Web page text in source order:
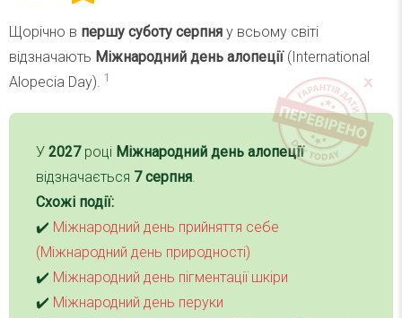
Щорічно в першу суботу серпня у всьому світі
відзначають Міжнародний день алопеції(International
Alopecia Day). 1
У 2027році Міжнародний день алопеції
відзначається 7 серпня.
Схожі події:
✔️ Міжнародний день прийняття себе
(Міжнародний день природності)
✔️ Міжнародний день пігментації шкіри
✔️ Міжнародний день перуки